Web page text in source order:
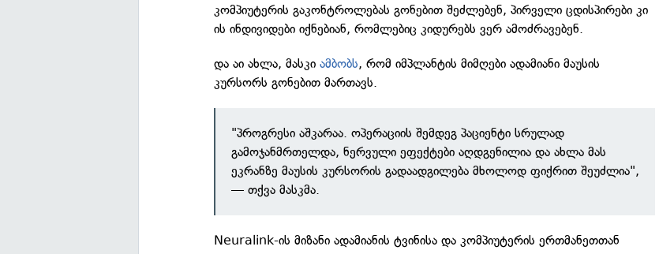
კომპიუტერის გაკონტროლებას გონებით შეძლებენ, პირველი ცდისპირები კი
ის ინდივიდები იქნებიან, რომლებიც კიდურებს ვერ ამოძრავებენ.
და აი ახლა, მასკიამბობს, რომ იმპლანტის მიმღები ადამიანი მაუსის
კურსორს გონებით მართავს.
"პროგრესი აშკარაა. ოპერაციის შემდეგ პაციენტი სრულად
გამოჯანმრთელდა, ნერვული ეფექტები აღდგენილია და ახლა მას
ეკრანზე მაუსის კურსორის გადაადგილება მხოლოდ ფიქრით შეუძლია",
— თქვა მასკმა.
Neuralink-ის მიზანი ადამიანის ტვინისა და კომპიუტერის ერთმანეთთან